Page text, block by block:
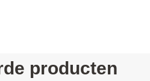
producten